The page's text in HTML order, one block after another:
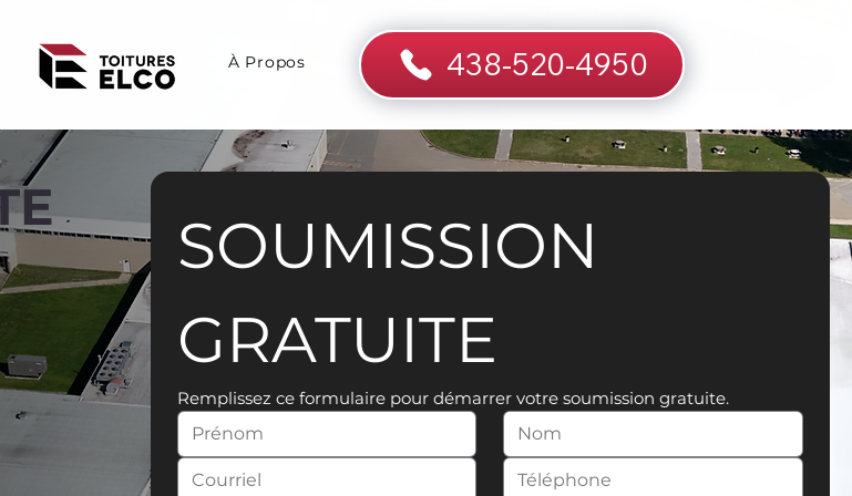
À Propos 438-520-4950
SOUMISSION
GRATUITE
Remplissez ce formulaire pour démarrer votre soumission gratuite.